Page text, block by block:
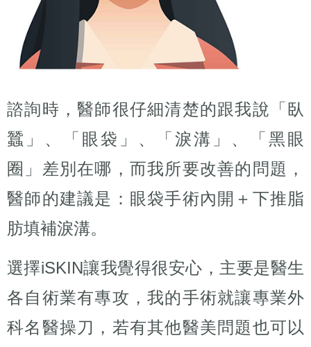
諮詢時，醫師很仔細清楚的跟我說「臥
蠶」、「眼袋」、「淚溝」、「黑眼
圈」差別在哪，而我所要改善的問題，
醫師的建議是：眼袋手術內開＋下推脂
肪填補淚溝。
選擇iSKIN讓我覺得很安心，主要是醫生
各自術業有專攻，我的手術就讓專業外
科名醫操刀，若有其他醫美問題也可以